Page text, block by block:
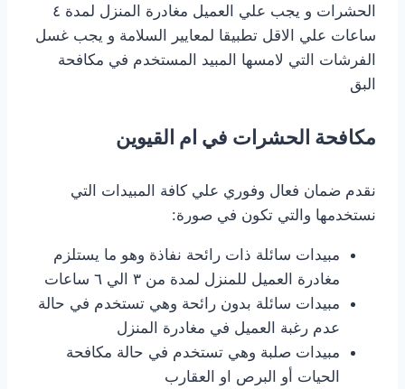
الحشرات و يجب علي العميل مغادرة المنزل لمدة ٤
ساعات علي الاقل تطبيقا لمعايير السلامة و يجب غسل
الفرشات التي لامسها المبيد المستخدم في مكافحة
البق
مكافحة الحشرات في ام القيوين
نقدم ضمان فعال وفوري علي كافة المبيدات التي
نستخدمها والتي تكون في صورة:
مبيدات سائلة ذات رائحة نفاذة وهو ما يستلزم
مغادرة العميل للمنزل لمدة من ٣ الي ٦ ساعات
مبيدات سائلة بدون رائحة وهي تستخدم في حالة
عدم رغبة العميل في مغادرة المنزل
مبيدات صلبة وهي تستخدم في حالة مكافحة
الحيات أو البرص او العقارب